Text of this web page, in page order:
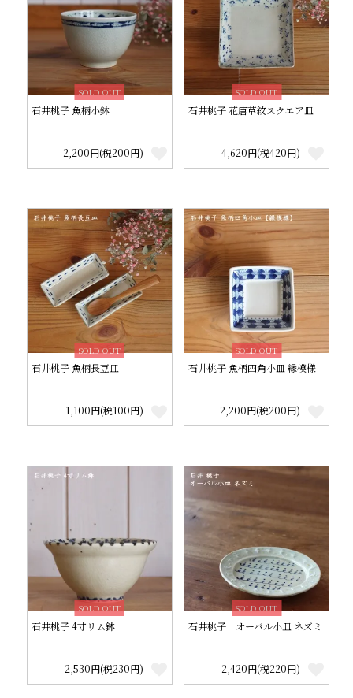
SOLD OUT
石井桃子 魚柄小鉢
2,200円(税200円)
SOLD OUT
石井桃子 花唐草紋スクエア皿
4,620円(税420円)
SOLD OUT
石井桃子 魚柄長豆皿
1,100円(税100円)
SOLD OUT
石井桃子 魚柄四角小皿 縁模様
2,200円(税200円)
SOLD OUT
石井桃子 4寸リム鉢
2,530円(税230円)
SOLD OUT
石井桃子 オーバル小皿 ネズミ
2,420円(税220円)